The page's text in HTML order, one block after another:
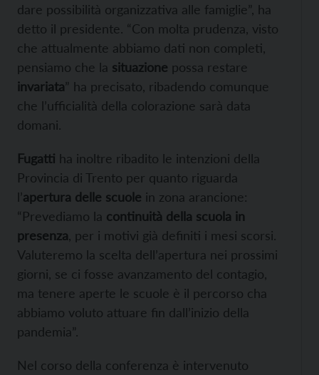
dare possibilità organizzativa alle famiglie”, ha
detto il presidente. “Con molta prudenza, visto
che attualmente abbiamo dati non completi,
pensiamo che la situazione possa restare
invariata” ha precisato, ribadendo comunque
che l’ufficialità della colorazione sarà data
domani.
Fugatti ha inoltre ribadito le intenzioni della
Provincia di Trento per quanto riguarda
l’apertura delle scuole in zona arancione:
“Prevediamo la continuità della scuola in
presenza , per i motivi già definiti i mesi scorsi.
Valuteremo la scelta dell’apertura nei prossimi
giorni, se ci fosse avanzamento del contagio,
ma tenere aperte le scuole è il percorso cha
abbiamo voluto attuare fin dall’inizio della
pandemia”.
Nel corso della conferenza è intervenuto